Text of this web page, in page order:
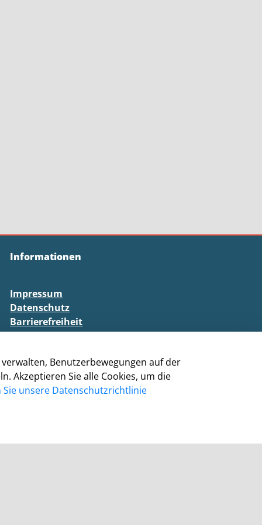
Informationen
Impressum
Datenschutz
Barrierefreiheit
Cookie-Richtlinie
Homepage Grevenbroich
Benutzerbewegungen auf der
Akzeptieren Sie alle Cookies, um die
Sie unsere Datenschutzrichtlinie